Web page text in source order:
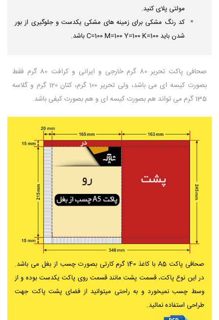
مولتی پلای کنید.
کد رنگ مشکی برای زمینه های مشکی یکدست و جلوگیری از بور
شدن باید C=100 M=100 Y=100 K=100 باشد.
صحافی پاکت تحریر 80 گرم خارجی و ایرانی و کرافت 80 گرم فقط
بصورت کیسه ای می باشد، ولی تحریر 100 گرم، کتان 120 گرم و گلاسه
135 گرم می تواند هم بصورت کیسه ای و هم بصورت کیفی باشد.
صحافی پاکت A5 با کاغذ 140 گرم کارتی بصورت چسب از بغل می باشد.
در این نوع پاکت، قسمت پشت مانند قسمت روی پاکت یکدست بوده و از
وسط چسب نمیخورد و به راحتی میتوانید از فضای پشت پاکت جهت
طراحی استفاده نمائید.